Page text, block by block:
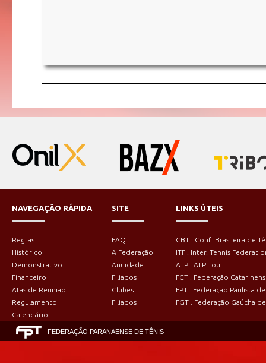
NAVEGAÇÃO RÁPIDA
Regras
Histórico
Demonstrativo
Financeiro
Atas de Reunião
Regulamento
Calendário
SITE
FAQ
A Federação
Anuidade
Filiados
Clubes
Filiados
LINKS ÚTEIS
CBT . Conf. Brasileira de
ITF . Inter. Tennis
ATP . ATP Tour
FCT . Federação
FPT . Federação Paulista
FGT . Federação Gaúcha
FEDERAÇÃO PARANAENSE DE TÊNIS